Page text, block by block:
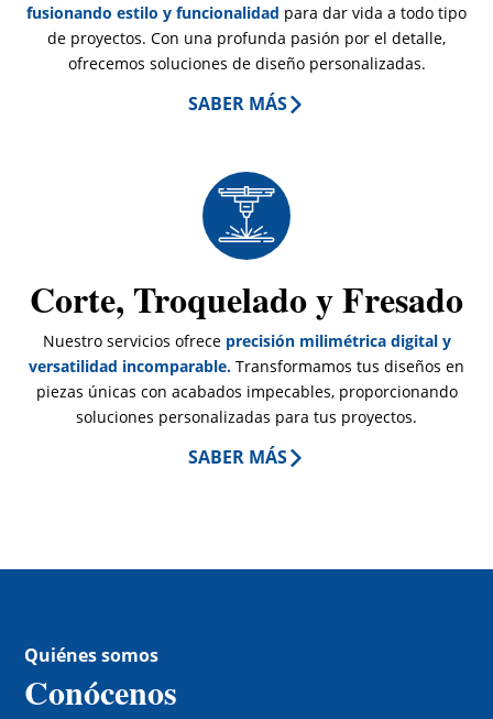
fusionando estilo y funcionalidad para dar vida a todo tipo
de proyectos. Con una profunda pasión por el detalle,
ofrecemos soluciones de diseño personalizadas.
SABER MÁS
Corte, Troquelado y Fresado
Nuestro servicios ofrece precisión milimétrica digital y
versatilidad incomparable. Transformamos tus diseños en
piezas únicas con acabados impecables, proporcionando
soluciones personalizadas para tus proyectos.
SABER MÁS
Quiénes somos
Conócenos